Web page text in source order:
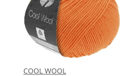
COOL WOOL